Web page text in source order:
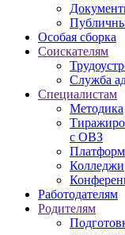
Особая сборка
Соискателям
Служба
Специалистам
Методика
с ОВЗ
Колледжи
Работодателям
Родителям